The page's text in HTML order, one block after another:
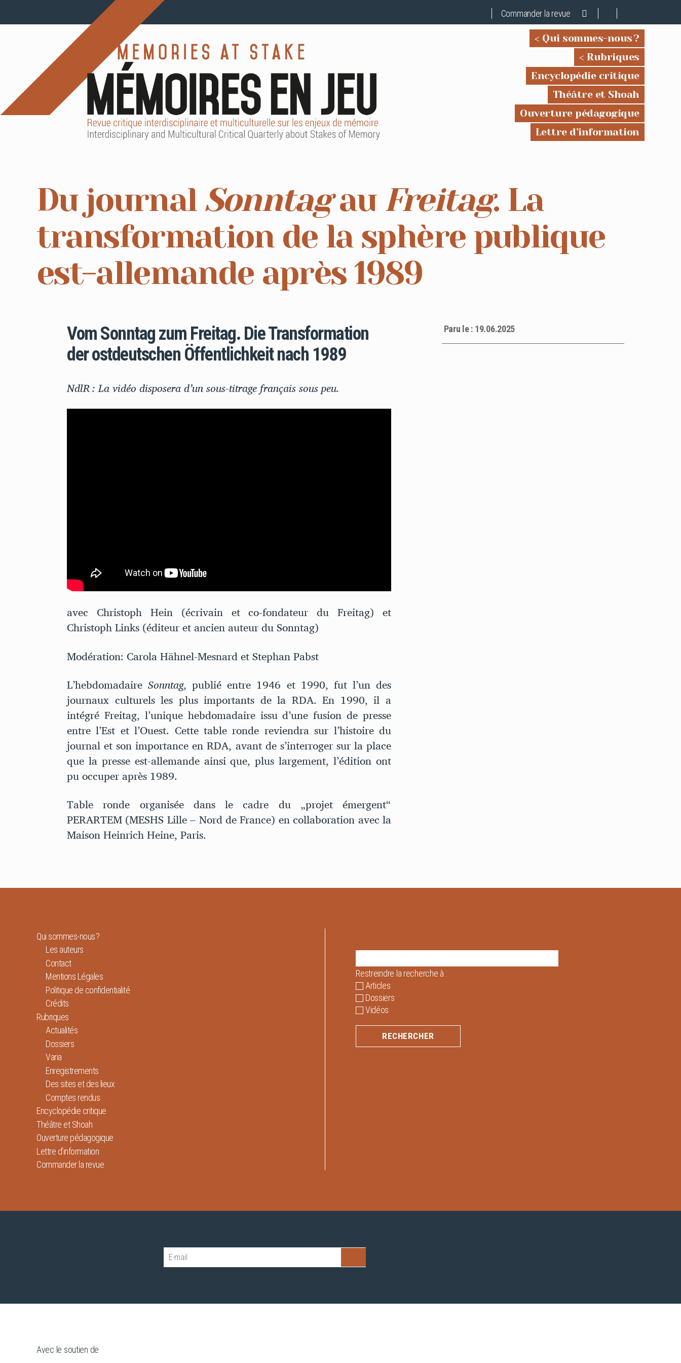
Commander la revue
Qui sommes-nous ?
Rubriques
Encyclopédie critique
Théâtre et Shoah
Ouverture pédagogique
Lettre d’information
Du journal Sonntagau Freitag. La
transformation de la sphère publique
est-allemande après 1989
Paru le : 19.06.2025
Vom Sonntag zum Freitag. Die Transformation
der ostdeutschen Öffentlichkeit nach 1989
NdlR : La vidéo disposera d’un sous-titrage français sous peu.
avec Christoph Hein (écrivain et co-fondateur du Freitag) et
Christoph Links (éditeur et ancien auteur du Sonntag)
Modération: Carola Hähnel-Mesnard et Stephan Pabst
L’hebdomadaireSonntag, publié entre 1946 et 1990, fut l’un des
journaux culturels les plus importants de la RDA. En 1990, il a
intégré Freitag, l’unique hebdomadaire issu d’une fusion de presse
entre l’Est et l’Ouest. Cette table ronde reviendra sur l’histoire du
journal et son importance en RDA, avant de s’interroger sur la place
que la presse est-allemande ainsi que, plus largement, l’édition ont
pu occuper après 1989.
Table ronde organisée dans le cadre du „projet émergent“
PERARTEM (MESHS Lille – Nord de France) en collaboration avec la
Maison Heinrich Heine, Paris.
Qui sommes-nous ?
Les auteurs
Contact
Mentions Légales
Politique de confidentialité
Crédits
Rubriques
Actualités
Dossiers
Varia
Enregistrements
Des sites et des lieux
Comptes rendus
Encyclopédie critique
Théâtre et Shoah
Ouverture pédagogique
Lettre d’information
Commander la revue
Restreindre la recherche à :
Articles
Dossiers
Vidéos
Avec le soutien de